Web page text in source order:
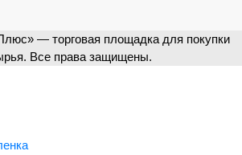
— торговая площадка для покупки
Все права защищены.